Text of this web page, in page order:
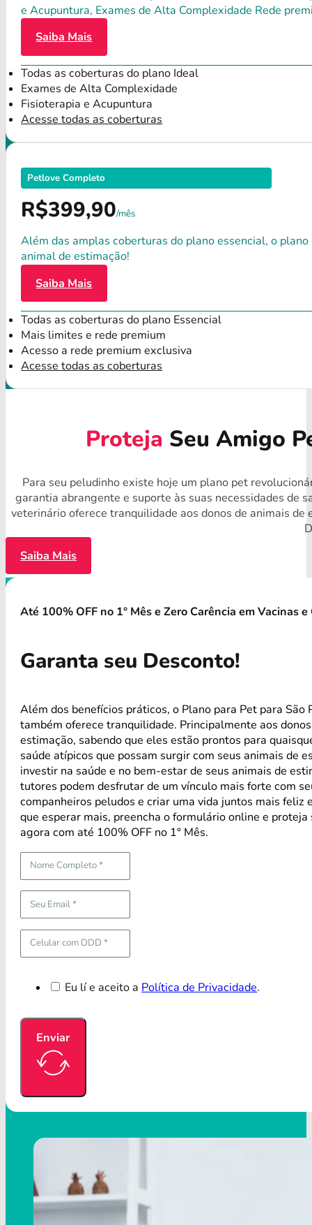
e Acupuntura, Exames de Alta Complexidade Rede
Saiba Mais
Todas as coberturas do plano Ideal
Exames de Alta Complexidade
Fisioterapia e Acupuntura
Acesse todas as coberturas
Petlove Completo
R$399,90/mês
Além das amplas coberturas do plano essencial, o
animal de estimação!
Saiba Mais
Todas as coberturas do plano Essencial
Mais limites e rede premium
Acesso a rede premium exclusiva
Acesse todas as coberturas
Proteja Seu Amigo
Para seu peludinho existe hoje um plano pet
garantia abrangente e suporte às suas necessidades de
veterinário oferece tranquilidade aos donos de animais
Saiba Mais
Até 100% OFF no 1° Mês e Zero Carência em Vacinas
Garanta seu Desconto!
Além dos benefícios práticos, o Plano para Pet para São
também oferece tranquilidade. Principalmente aos
estimação, sabendo que eles estão prontos para
saúde atípicos que possam surgir com seus animais de
investir na saúde e no bem-estar de seus animais de
tutores podem desfrutar de um vínculo mais forte com
companheiros peludos e criar uma vida juntos mais feliz
que esperar mais, preencha o formulário online e proteja
agora com até 100% OFF no 1° Mês.
Eu lí e aceito a Política de Privacidade.
Enviar